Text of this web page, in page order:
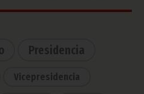
Presidencia
Vicepresidencia